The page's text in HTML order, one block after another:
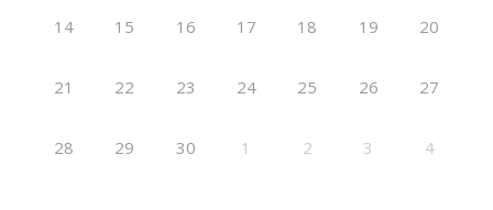
14 15 16 17 18 19 20
21 22 23 24 25 26 27
28 29 30 1 2 3 4